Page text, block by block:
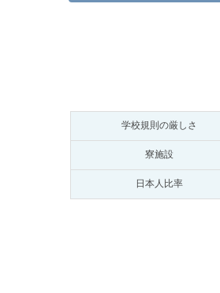
学校規則の厳しさ
寮施設
日本人比率